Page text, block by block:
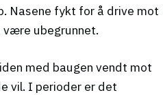
Nasene fykt for å drive mot
være ubegrunnet.
med baugen vendt mot
vil. I perioder er det